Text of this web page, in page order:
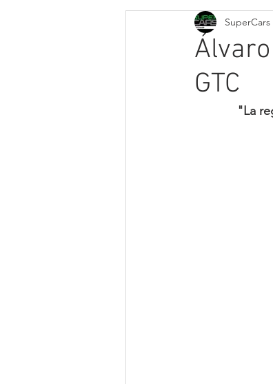
GTC
"La